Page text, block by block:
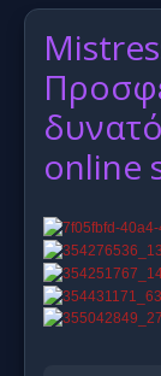
online